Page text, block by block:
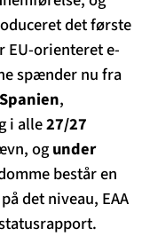
det første
EU-orienteret e-
spænder nu fra
,
i alle27/27
ogunder
består en
det niveau, EAA